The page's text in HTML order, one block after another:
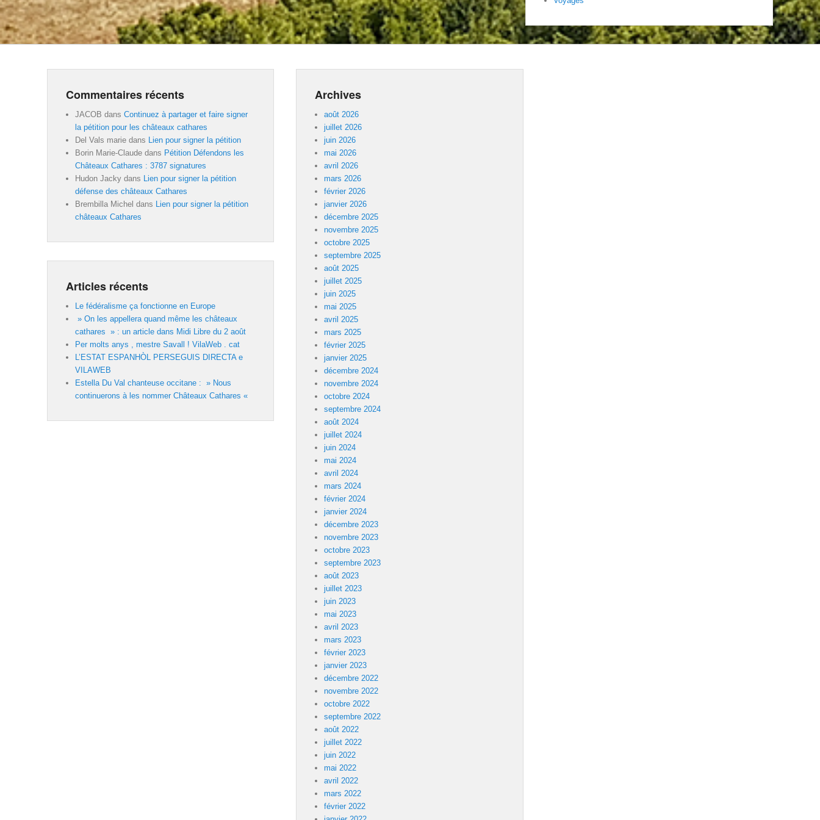
Commentaires récents
JACOB dans Continuez à partager et faire signer
la pétition pour les châteaux cathares
Del Vals marie dans
Lien pour signer la pétition
Borin Marie-Claude dans Pétition Défendons les
Châteaux Cathares : 3787 signatures
Hudon Jacky dans
Lien pour signer la pétition
défense des châteaux Cathares
Brembilla Michel dans
Lien pour signer la pétition
châteaux Cathares
Articles récents
Le fédéralisme ça fonctionne en Europe
» On les appellera quand même les châteaux
cathares » : un article dans Midi Libre du 2 août
Per molts anys , mestre Savall ! VilaWeb . cat
L’ESTAT ESPANHÒL PERSEGUIS DIRECTA e
VILAWEB
Estella Du Val chanteuse occitane : » Nous
continuerons à les nommer Châteaux Cathares «
Archives
août 2026
juillet 2026
juin 2026
mai 2026
avril 2026
mars 2026
février 2026
janvier 2026
décembre 2025
novembre 2025
octobre 2025
septembre 2025
août 2025
juillet 2025
juin 2025
mai 2025
avril 2025
mars 2025
février 2025
janvier 2025
décembre 2024
novembre 2024
octobre 2024
septembre 2024
août 2024
juillet 2024
juin 2024
mai 2024
avril 2024
mars 2024
février 2024
janvier 2024
décembre 2023
novembre 2023
octobre 2023
septembre 2023
août 2023
juillet 2023
juin 2023
mai 2023
avril 2023
mars 2023
février 2023
janvier 2023
décembre 2022
novembre 2022
octobre 2022
septembre 2022
août 2022
juillet 2022
juin 2022
mai 2022
avril 2022
mars 2022
février 2022